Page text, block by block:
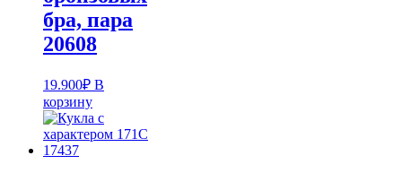
бра, пара
20608
19.900₽ В
корзину